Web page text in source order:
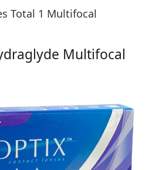
Total 1 Multifocal
Multifocal